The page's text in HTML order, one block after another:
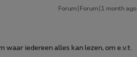
Forum|Forum|1 month ago
waar iedereen alles kan lezen, om e.v.t.